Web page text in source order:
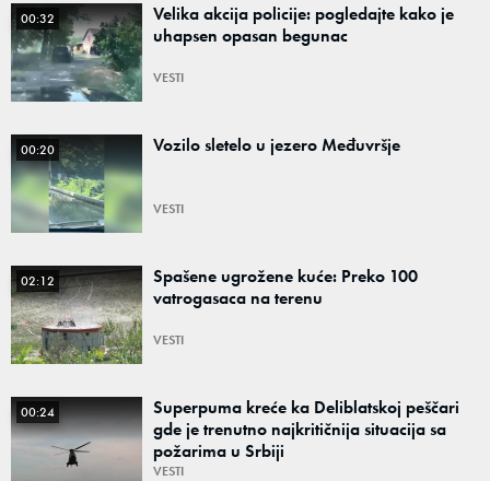
00:32
Velika akcija policije: pogledajte kako je
uhapsen opasan begunac
VESTI
00:20 Vozilo sletelo u jezero Međuvršje
VESTI
02:12
Spašene ugrožene kuće: Preko 100
vatrogasaca na terenu
VESTI
00:24
Superpuma kreće ka Deliblatskoj peščari
gde je trenutno najkritičnija situacija sa
požarima u Srbiji
VESTI